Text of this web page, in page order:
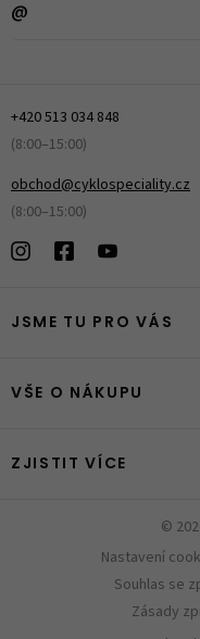
+420 513 034 848
(8:00–15:00)
obchod@cyklospeciality.cz
(8:00–15:00)
JSME TU PRO VÁS
VŠE O NÁKUPU
ZJISTIT VÍCE
©
Nastavení
Souhlas se
Zásady